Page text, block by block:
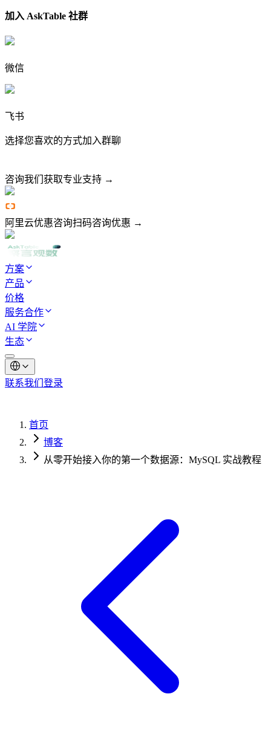
加入 AskTable 社群
微信
飞书
选择您喜欢的方式加入群聊
咨询我们 获取专业支持 →
阿里云优惠咨询扫码咨询优惠 →
方案
产品
价格
服务合作
AI 学院
生态
联系我们 登录
首页
博客
从零开始接入你的第一个数据源：MySQL 实战教程